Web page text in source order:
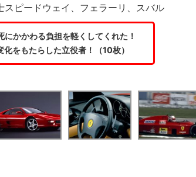
ピードウェイ、フェラーリ、スバル
にかかわる負担を軽くしてくれた！
をもたらした立役者！（10枚）